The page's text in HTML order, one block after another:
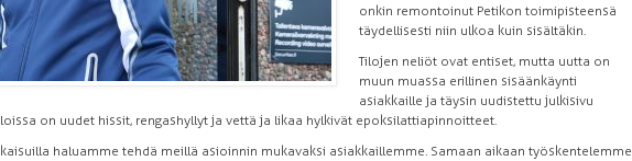
onkin remontoinut Petikon toimipisteensä
täydellisesti niin ulkoa kuin sisältäkin.
Tilojen neliöt ovat entiset, mutta uutta on
muun muassa erillinen sisäänkäynti
asiakkaille ja täysin uudistettu julkisivu
on uudet hissit, rengashyllyt ja vettä ja likaa hylkivät epoksilattiapinnoitteet.
haluamme tehdä meillä asioinnin mukavaksi asiakkaillemme. Samaan aikaan työskentelemme